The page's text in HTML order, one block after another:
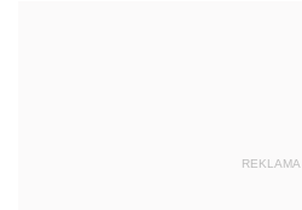
REKLAMA